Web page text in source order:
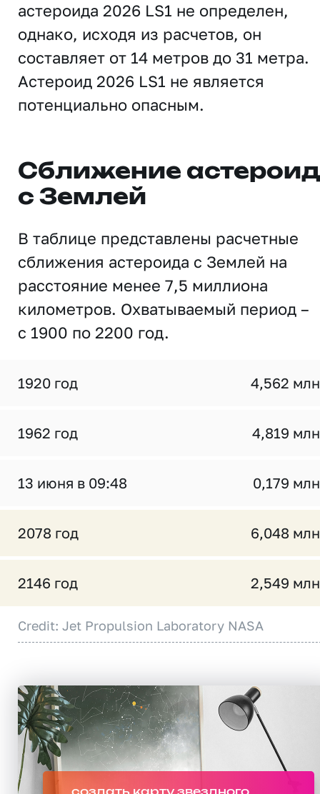
астероида 2026 LS1 не определен,
однако, исходя из расчетов, он
составляет от 14 метров до 31 метра.
Астероид 2026 LS1 не является
потенциально опасным.
Сближение
с Землей
В таблице представлены расчетные
сближения астероида с Землей на
расстояние менее 7,5 миллиона
километров. Охватываемый период –
с 1900 по 2200 год.
1920 год 4,562
1962 год 4,819
13 июня в 09:48 0,179
2078 год 6,048
2146 год 2,549
Credit: Jet Propulsion Laboratory NASA